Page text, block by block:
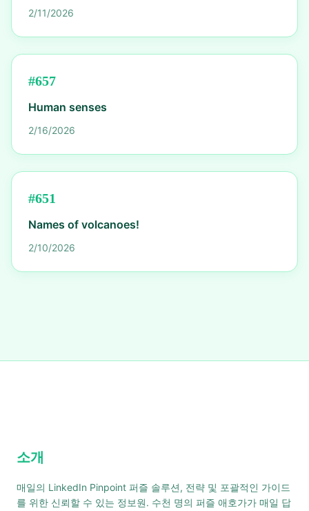
2/11/2026
#657
Human senses
2/16/2026
#651
Names of volcanoes!
2/10/2026
소개
매일의 LinkedIn Pinpoint 퍼즐 솔루션, 전략 및 포괄적인 가이드
를 위한 신뢰할 수 있는 정보원. 수천 명의 퍼즐 애호가가 매일 답